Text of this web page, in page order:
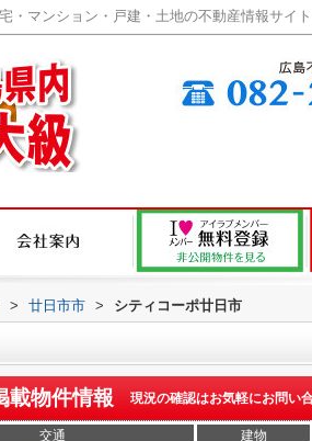
・マンション・戸建・土地の不動産情報サイ
> 廿日市市 > シティコーポ廿日市
載物件情報 現況の確認はお気軽にお問い
交通 建物